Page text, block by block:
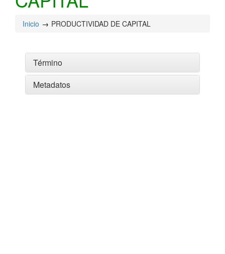
Inicio PRODUCTIVIDAD DE CAPITAL
Término
Metadatos